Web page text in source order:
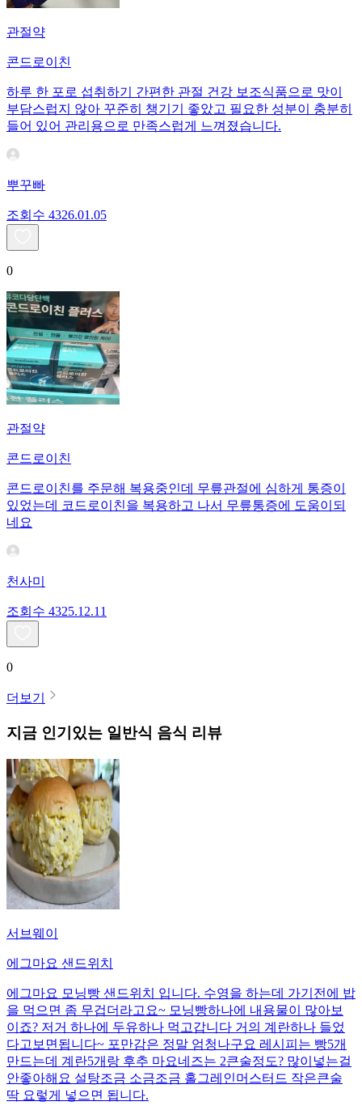
관절약
콘드로이친
하루 한 포로 섭취하기 간편한 관절 건강 보조식품으로 맛이
부담스럽지 않아 꾸준히 챙기기 좋았고 필요한 성분이 충분히
들어 있어 관리용으로 만족스럽게 느껴졌습니다.
뿌꾸빠
조회수 4326.01.05
0
관절약
콘드로이친
콘드로이친를 주문해 복용중인데 무릎관절에 심하게 통증이
있었는데 코드로이친을 복용하고 나서 무릎통증에 도움이되
네요
천사미
조회수 4325.12.11
0
더보기
지금 인기있는 일반식 음식 리뷰
서브웨이
에그마요 샌드위치
에그마요 모닝빵 샌드위치 입니다. 수영을 하는데 가기전에 밥
을 먹으면 좀 무겁더라고요~ 모닝빵하나에 내용물이 많아보
이죠? 저거 하나에 두유하나 먹고갑니다 거의 계란하나 들었
다고보면됩니다~ 포만감은 정말 엄청나구요 레시피는 빵5개
만드는데 계란5개랑 후추 마요네즈는 2큰술정도? 많이넣는걸
안좋아해요 설탕조금 소금조금 홀그레인머스터드 작은큰술
딱 요렇게 넣으면 됩니다.